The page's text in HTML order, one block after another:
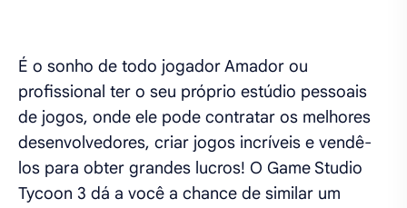
É o sonho de todo jogador Amador ou
profissional ter o seu próprio estúdio pessoais
de jogos, onde ele pode contratar os melhores
desenvolvedores, criar jogos incríveis e vendê-
los para obter grandes lucros! O Game Studio
Tycoon 3 dá a você a chance de similar um